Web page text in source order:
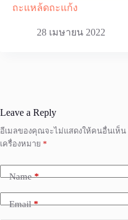
ถะแหล้ดถะแก้ง
28 เมษายน 2022
Leave a Reply
อีเมลของคุณจะไม่แสดงให้คนอื่นเห็น
เครื่องหมาย *
Name*
Email*